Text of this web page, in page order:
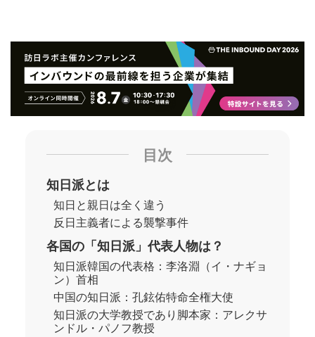
目次
知日派とは
知日と親日は全く違う
反日主義者による襲撃事件
各国の「知日派」代表人物は？
知日派韓国の代表格：李洛淵（イ・ナギョ
ン）首相
中国の知日派：孔鉉佑特命全権大使
知日派の大学教授であり脚本家：アレクサ
ンドル・パノフ教授